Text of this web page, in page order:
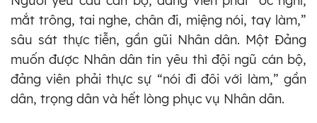
mắt trông, tai nghe, chân đi, miệng nói, tay làm,”
sâu sát thực tiễn, gần gũi Nhân dân. Một Đảng
muốn được Nhân dân tin yêu thì đội ngũ cán bộ,
đảng viên phải thực sự “nói đi đôi với làm,” gần
dân, trọng dân và hết lòng phục vụ Nhân dân.